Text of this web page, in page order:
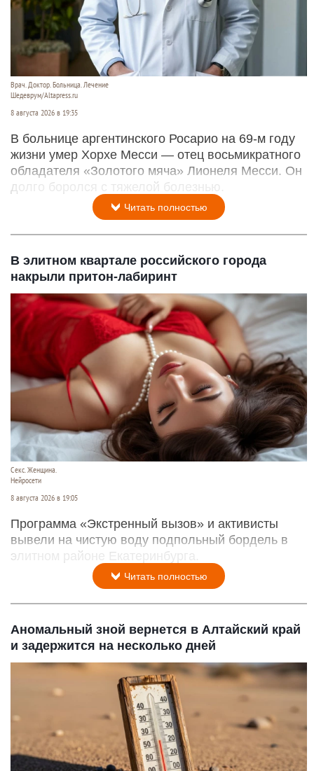
Врач. Доктор. Больница. Лечение
Шедеврум/Altapress.ru
8 августа 2026 в 19:35
В больнице аргентинского Росарио на 69-м году
жизни умер Хорхе Месси — отец восьмикратного
обладателя «Золотого мяча» Лионеля Месси. Он
долго боролся с тяжелой болезнью.
Читать полностью
В элитном квартале российского города
накрыли притон-лабиринт
Секс. Женщина.
Нейросети
8 августа 2026 в 19:05
Программа «Экстренный вызов» и активисты
вывели на чистую воду подпольный бордель в
элитном районе Екатеринбурга.
Читать полностью
Аномальный зной вернется в Алтайский край
и задержится на несколько дней